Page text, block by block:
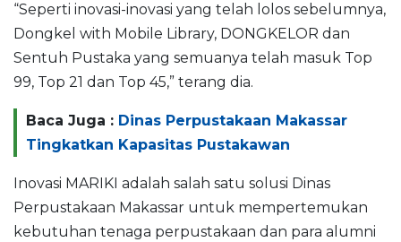
“Seperti inovasi-inovasi yang telah lolos sebelumnya,
Dongkel with Mobile Library, DONGKELOR dan
Sentuh Pustaka yang semuanya telah masuk Top
99, Top 21 dan Top 45,” terang dia.
Baca Juga : Dinas Perpustakaan Makassar
Tingkatkan Kapasitas Pustakawan
Inovasi MARIKI adalah salah satu solusi Dinas
Perpustakaan Makassar untuk mempertemukan
kebutuhan tenaga perpustakaan dan para alumni